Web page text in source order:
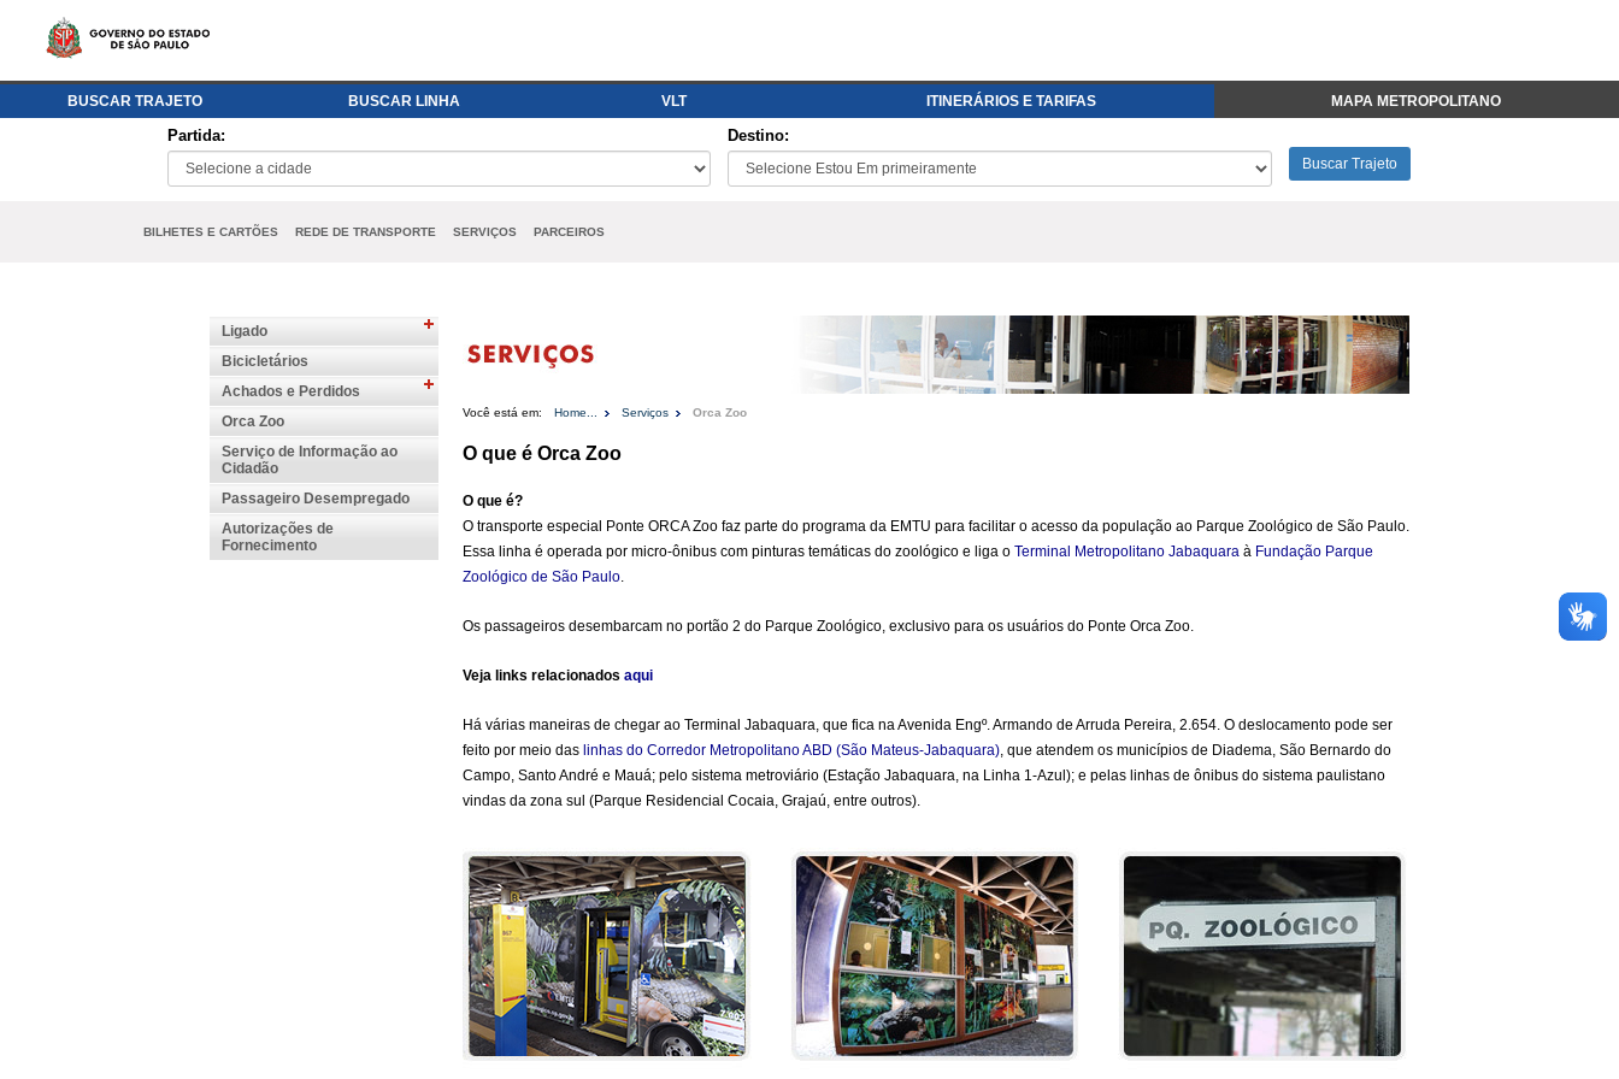
BUSCAR TRAJETO BUSCAR LINHA VLT ITINERÁRIOS E TARIFAS MAPA METROPOLITANO
Partida: Destino:
Buscar Trajeto
BILHETES E CARTÕES REDE DE TRANSPORTE SERVIÇOS PARCEIROS
Ligado
Bicicletários
Achados e Perdidos
Orca Zoo
Serviço de Informação ao
Cidadão
Passageiro Desempregado
Autorizações de
Fornecimento
Você está em: Home... Serviços Orca Zoo
O que é Orca Zoo
O que é?
O transporte especial Ponte ORCA Zoo faz parte do programa da EMTU para facilitar o acesso da população ao Parque Zoológico de São Paulo.
Essa linha é operada por micro-ônibus com pinturas temáticas do zoológico e liga o Terminal Metropolitano Jabaquara à Fundação Parque
Zoológico de São Paulo.
Os passageiros desembarcam no portão 2 do Parque Zoológico, exclusivo para os usuários do Ponte Orca Zoo.
Veja links relacionados aqui
Há várias maneiras de chegar ao Terminal Jabaquara, que fica na Avenida Engº. Armando de Arruda Pereira, 2.654. O deslocamento pode ser
feito por meio das linhas do Corredor Metropolitano ABD (São Mateus-Jabaquara), que atendem os municípios de Diadema, São Bernardo do
Campo, Santo André e Mauá; pelo sistema metroviário (Estação Jabaquara, na Linha 1-Azul); e pelas linhas de ônibus do sistema paulistano
vindas da zona sul (Parque Residencial Cocaia, Grajaú, entre outros).